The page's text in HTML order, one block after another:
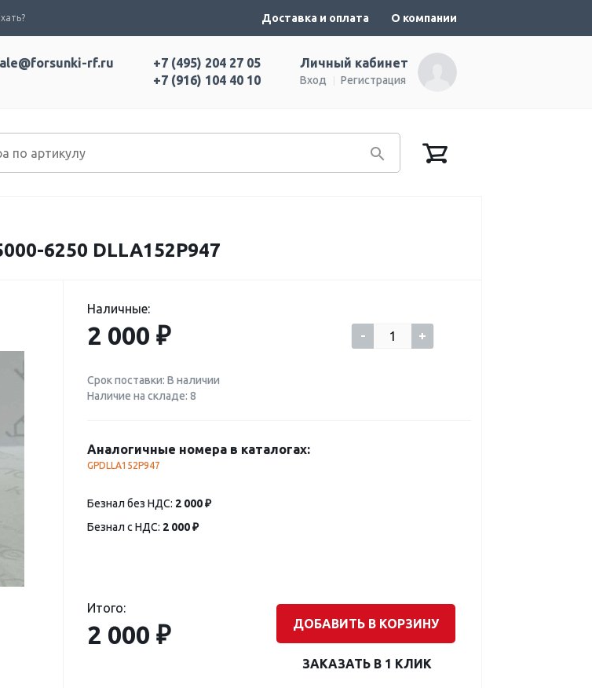
Доставка и оплата О компании
Личный кабинет
Вход Регистрация
+7 (495) 204 27 05
+7 (916) 104 40 10
rf.ru
6250 DLLA152P947
Наличные:
2 000 ₽ - +
Срок поставки: В наличии
Наличие на складе: 8
Аналогичные номера в каталогах:
GPDLLA152P947
Безнал без НДС: 2 000 ₽
Безнал с НДС: 2 000 ₽
Итого:
2 000 ₽ ДОБАВИТЬ В КОРЗИНУ
ЗАКАЗАТЬ В 1 КЛИК